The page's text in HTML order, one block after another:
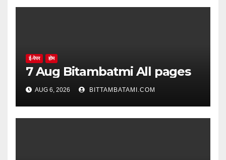
ई-पेपर होम
7 Aug Bitambatmi All pages
AUG 6, 2026 BITTAMBATAMI.COM